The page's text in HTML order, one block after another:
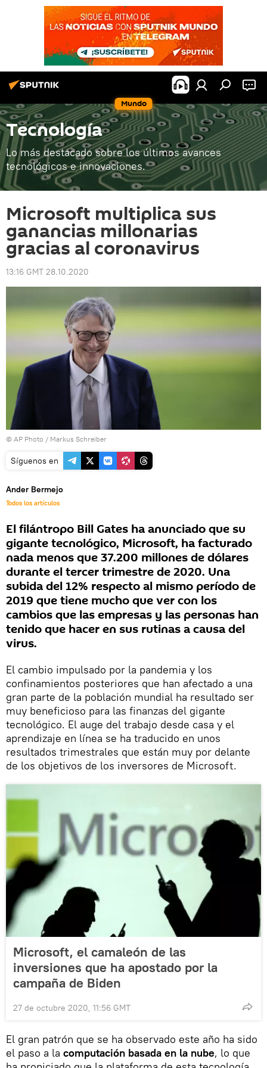
Mundo
Tecnología
Lo más destacado sobre los últimos avances
tecnológicos e innovaciones.
Microsoft multiplica sus
ganancias millonarias
gracias al coronavirus
13:16 GMT 28.10.2020
© AP Photo / Markus Schreiber
Síguenos en
Ander Bermejo
Todos los artículos
El filántropo Bill Gates ha anunciado que su
gigante tecnológico, Microsoft, ha facturado
nada menos que 37.200 millones de dólares
durante el tercer trimestre de 2020. Una
subida del 12% respecto al mismo período de
2019 que tiene mucho que ver con los
cambios que las empresas y las personas han
tenido que hacer en sus rutinas a causa del
virus.
El cambio impulsado por la pandemia y los
confinamientos posteriores que han afectado a una
gran parte de la población mundial ha resultado ser
muy beneficioso para las finanzas del gigante
tecnológico. El auge del trabajo desde casa y el
aprendizaje en línea se ha traducido en unos
resultados trimestrales que están muy por delante
de los objetivos de los inversores de Microsoft.
Microsoft, el camaleón de las
inversiones que ha apostado por la
campaña de Biden
27 de octubre 2020, 11:56 GMT
El gran patrón que se ha observado este año ha sido
el paso a la computación basada en la nube, lo que